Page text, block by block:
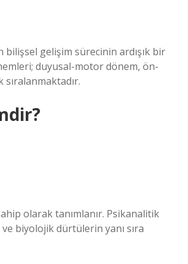
gelişim sürecinin ardışık bir
duyusal-motor dönem, ön-
olarak tanımlanır. Psikanalitik
biyolojik dürtülerin yanı sıra